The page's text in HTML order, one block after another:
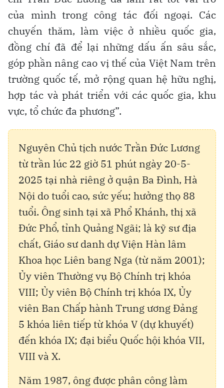
của mình trong công tác đối ngoại. Các
chuyến thăm, làm việc ở nhiều quốc gia,
đồng chí đã để lại những dấu ấn sâu sắc,
góp phần nâng cao vị thế của Việt Nam trên
trường quốc tế, mở rộng quan hệ hữu nghị,
hợp tác và phát triển với các quốc gia, khu
vực, tổ chức đa phương”.
Nguyên Chủ tịch nước Trần Đức Lương
từ trần lúc 22 giờ 51 phút ngày 20-5-
2025 tại nhà riêng ở quận Ba Đình, Hà
Nội do tuổi cao, sức yếu; hưởng thọ 88
tuổi. Ông sinh tại xã Phổ Khánh, thị xã
Đức Phổ, tỉnh Quảng Ngãi; là kỹ sư địa
chất, Giáo sư danh dự Viện Hàn lâm
Khoa học Liên bang Nga (từ năm 2001);
Ủy viên Thường vụ Bộ Chính trị khóa
VIII; Ủy viên Bộ Chính trị khóa IX, Ủy
viên Ban Chấp hành Trung ương Đảng
5 khóa liên tiếp từ khóa V (dự khuyết)
đến khóa IX; đại biểu Quốc hội khóa VII,
VIII và X.
Năm 1987, ông được phân công làm